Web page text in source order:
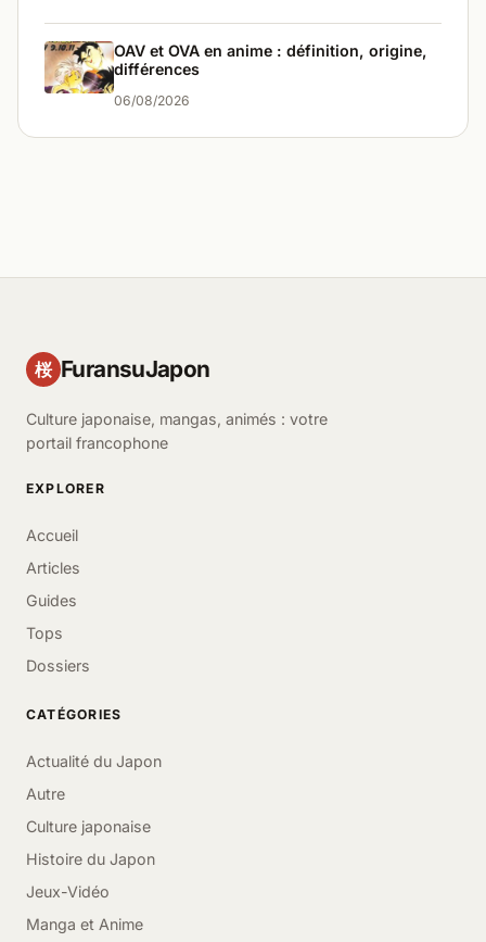
OAV et OVA en anime : définition, origine,
différences
06/08/2026
桜 FuransuJapon
Culture japonaise, mangas, animés : votre
portail francophone
EXPLORER
Accueil
Articles
Guides
Tops
Dossiers
CATÉGORIES
Actualité du Japon
Autre
Culture japonaise
Histoire du Japon
Jeux-Vidéo
Manga et Anime